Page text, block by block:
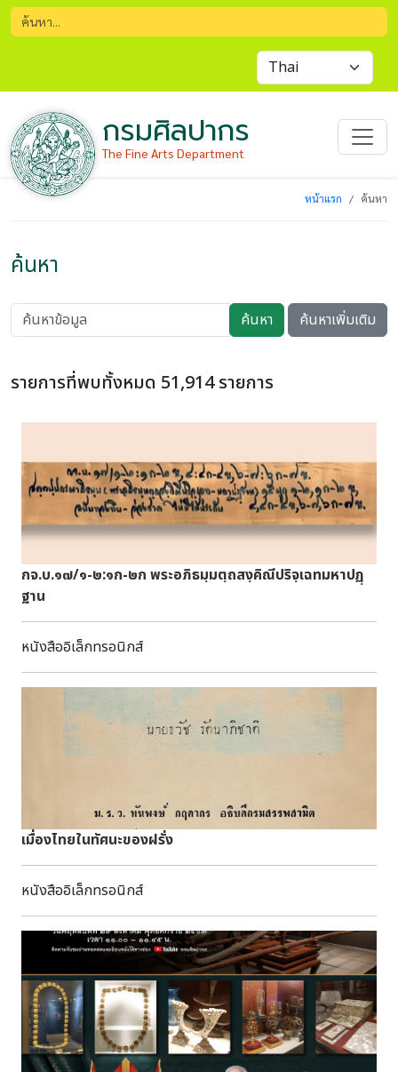
กรมศิลปากร
The Fine Arts Department
หน้าแรก ค้นหา
ค้นหา
ค้นหา ค้นหาเพิ่มเติม
รายการที่พบทั้งหมด 51,914 รายการ
กจ.บ.๑๗/๑-๒:๑ก-๒ก พระอภิธมฺมตฺถสงฺคิณีปริจฺเฉทมหาปฏฺ
ฐาน
หนังสืออิเล็กทรอนิกส์
เมื่องไทยในทัศนะของฝรั่ง
หนังสืออิเล็กทรอนิกส์